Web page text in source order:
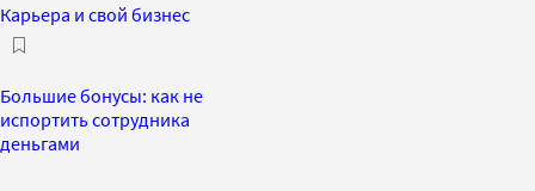
Карьера и свой бизнес
Большие бонусы: как не
испортить сотрудника
деньгами